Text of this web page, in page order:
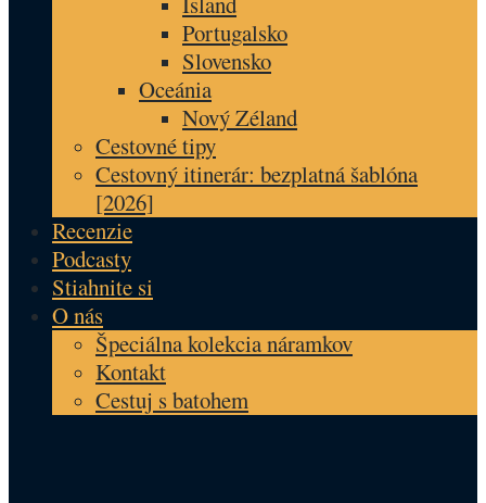
Portugalsko
Slovensko
Oceánia
Nový Zéland
Cestovné tipy
Cestovný itinerár: bezplatná šablóna
[2026]
Recenzie
Podcasty
Stiahnite si
O nás
Špeciálna kolekcia náramkov
Kontakt
Cestuj s batohem